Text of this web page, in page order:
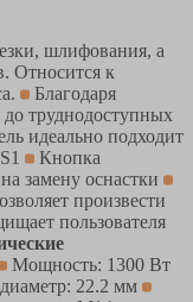
шлифования, а
Относится к
Благодаря
до труднодоступных
идеально подходит
Кнопка
замену оснастки
произвести
пользователя
Мощность: 1300 Вт
22.2 мм